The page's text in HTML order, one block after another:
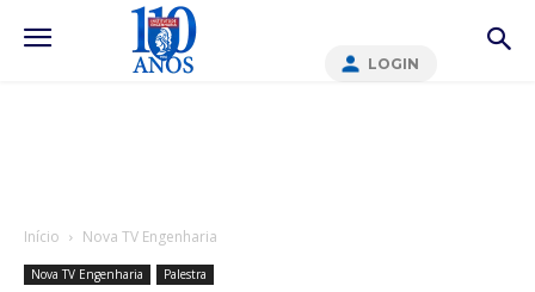
LOGIN
Início Nova TV Engenharia
Nova TV Engenharia Palestra